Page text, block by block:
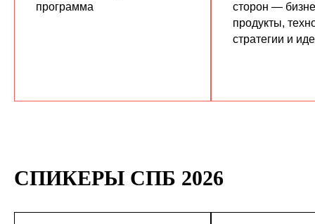
программа
сторон —
продукты,
стратегии и
СПИКЕРЫ СПБ 2026